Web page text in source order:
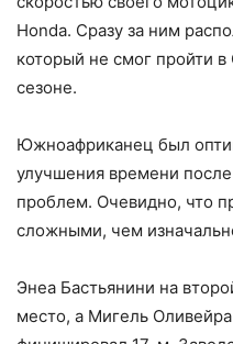
Honda. Сразу за ним
который не смог пройти
сезоне.
Южноафриканец был
улучшения времени
проблем. Очевидно, что
сложными, чем
Энеа Бастьянини на
место, а Мигель Оливейра